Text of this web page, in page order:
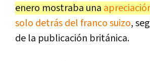
enero mostraba una
solo detrás del franco suizo,
de la publicación británica.